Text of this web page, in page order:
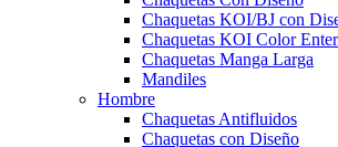
Chaquetas KOI/BJ con
Chaquetas KOI Color
Chaquetas Manga Larga
Mandiles
Hombre
Chaquetas Antifluidos
Chaquetas con Diseño